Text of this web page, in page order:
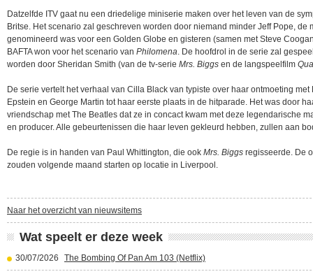
Datzelfde ITV gaat nu een driedelige miniserie maken over het leven van de
Britse. Het scenario zal geschreven worden door niemand minder Jeff Pope, de
genomineerd was voor een Golden Globe en gisteren (samen met Steve
BAFTA won voor het scenario van Philomena. De hoofdrol in de serie zal
worden door Sheridan Smith (van de tv-serie Mrs. Biggs en de langspeelfilm
De serie vertelt het verhaal van Cilla Black van typiste over haar ontmoeting met
Epstein en George Martin tot haar eerste plaats in de hitparade. Het was door
vriendschap met The Beatles dat ze in concact kwam met deze legendarische
en producer. Alle gebeurtenissen die haar leven gekleurd hebben, zullen aan
De regie is in handen van Paul Whittington, die ook Mrs. Biggs regisseerde. De
zouden volgende maand starten op locatie in Liverpool.
Naar het overzicht van nieuwsitems
Wat speelt er deze week
30/07/2026 The Bombing Of Pan Am 103 (Netflix)